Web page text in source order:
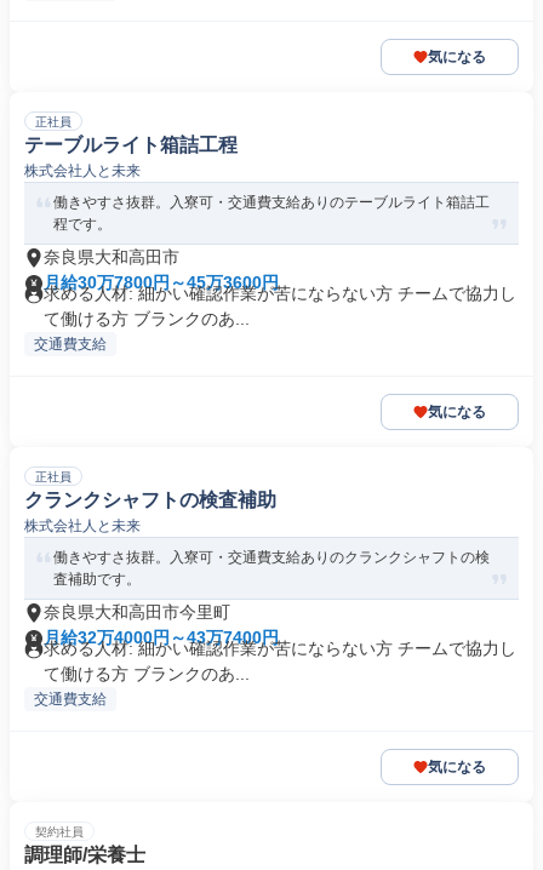
気になる
正社員
テーブルライト箱詰工程
株式会社人と未来
働きやすさ抜群。入寮可・交通費支給ありのテーブルライト箱詰工
程です。
奈良県大和高田市
月給30万7800円～45万3600円
求める人材: 細かい確認作業が苦にならない方 チームで協力し
て働ける方 ブランクのあ...
交通費支給
気になる
正社員
クランクシャフトの検査補助
株式会社人と未来
働きやすさ抜群。入寮可・交通費支給ありのクランクシャフトの検
査補助です。
奈良県大和高田市今里町
月給32万4000円～43万7400円
求める人材: 細かい確認作業が苦にならない方 チームで協力し
て働ける方 ブランクのあ...
交通費支給
気になる
契約社員
調理師/栄養士